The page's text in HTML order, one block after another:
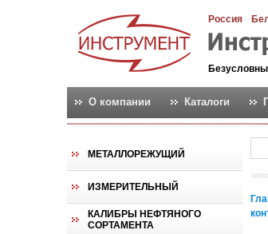
Россия
О компании Каталоги
МЕТАЛЛОРЕЖУЩИЙ
ИЗМЕРИТЕЛЬНЫЙ
КАЛИБРЫ НЕФТЯНОГО
СОРТАМЕНТА